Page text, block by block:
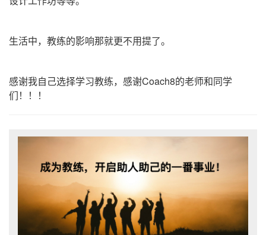
生活中，教练的影响那就更不用提了。
感谢我自己选择学习教练，感谢Coach8的老师和同学
们！！！